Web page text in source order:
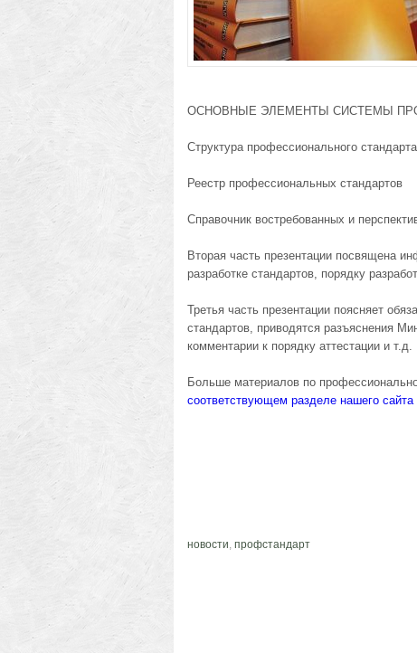
ОСНОВНЫЕ ЭЛЕМЕНТЫ СИСТЕМЫ
Структура профессионального стандарта
Реестр профессиональных стандартов
Справочник востребованных и
Вторая часть презентации посвящена
разработке стандартов, порядку
Третья часть презентации поясняет
стандартов, приводятся разъяснения
комментарии к порядку аттестации и т.д.
Больше материалов по
соответствующем разделе нашего сайта
новости, профстандарт